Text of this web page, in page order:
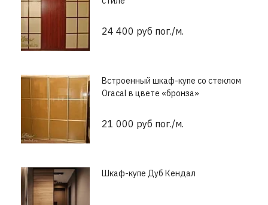
24 400 руб пог./м.
Встроенный шкаф-купе со стеклом
Oracal в цвете «бронза»
21 000 руб пог./м.
Шкаф-купе Дуб Кендал